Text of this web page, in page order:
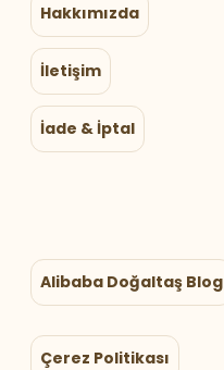
Hakkımızda
İletişim
İade & İptal
Alibaba Doğaltaş Blog
Çerez Politikası